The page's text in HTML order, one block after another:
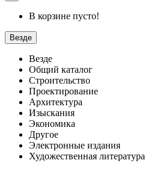
В корзине пусто!
Везде
Везде
Общий каталог
Строительство
Проектирование
Архитектура
Изыскания
Экономика
Другое
Электронные издания
Художественная литература